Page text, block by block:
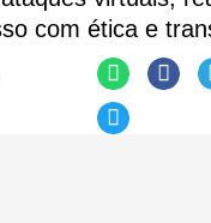
com ética e